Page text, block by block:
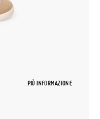
PIÙ INFORMAZIONE